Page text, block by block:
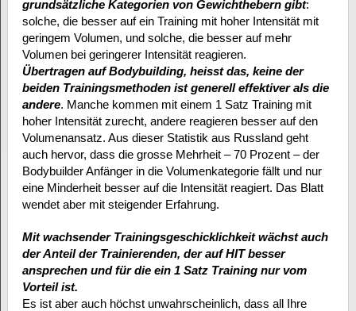
grundsätzliche Kategorien von Gewichthebern gibt:
solche, die besser auf ein Training mit hoher Intensität mit
geringem Volumen, und solche, die besser auf mehr
Volumen bei geringerer Intensität reagieren.
Übertragen auf Bodybuilding, heisst das, keine der
beiden Trainingsmethoden ist generell effektiver als die
andere. Manche kommen mit einem 1 Satz Training mit
hoher Intensität zurecht, andere reagieren besser auf den
Volumenansatz. Aus dieser Statistik aus Russland geht
auch hervor, dass die grosse Mehrheit – 70 Prozent – der
Bodybuilder Anfänger in die Volumenkategorie fällt und nur
eine Minderheit besser auf die Intensität reagiert. Das Blatt
wendet aber mit steigender Erfahrung.
Mit wachsender Trainingsgeschicklichkeit wächst auch
der Anteil der Trainierenden, der auf HIT besser
ansprechen und für die ein 1 Satz Training nur vom
Vorteil ist.
Es ist aber auch höchst unwahrscheinlich, dass all Ihre